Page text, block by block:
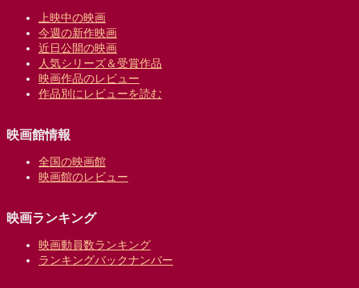
上映中の映画
今週の新作映画
近日公開の映画
人気シリーズ＆受賞作品
映画作品のレビュー
作品別にレビューを読む
映画館情報
全国の映画館
映画館のレビュー
映画ランキング
映画動員数ランキング
ランキングバックナンバー